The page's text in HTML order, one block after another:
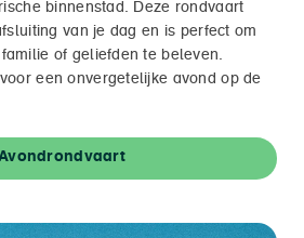
binnenstad. Deze rondvaart
van je dag en is perfect om
of geliefden te beleven.
een onvergetelijke avond op de